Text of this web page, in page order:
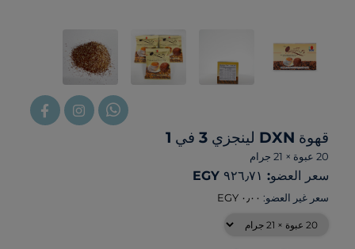
قهوة DXN لينجزي 3 في 1
20 عبوة × 21 جرام
سعر العضو: ‏٩٢٦٫٧١ EGY
سعر غير العضو: